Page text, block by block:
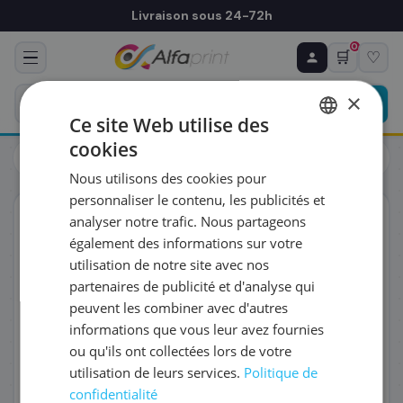
Livraison sous 24-72h
🛒
0
♡
Cartouches
Canon
ORIGINAL
♻ COMMANDE RÉCURRENTE
Prévoyez & économisez
Programmez votre prochain achat — notre équipe
vous prépare un devis personnalisé
RÉFÉRENCE DU PRODUIT
FRÉQUENCE
QUANTITÉ PAR LIVRAISON
DATE DE PREMIÈRE LIVRAISON SOUHAITÉE
×
Ce site Web utilise des
cookies
Nous utilisons des cookies pour
personnaliser le contenu, les publicités et
analyser notre trafic. Nous partageons
également des informations sur votre
utilisation de notre site avec nos
partenaires de publicité et d'analyse qui
peuvent les combiner avec d'autres
informations que vous leur avez fournies
ou qu'ils ont collectées lors de votre
utilisation de leurs services. Politique de
confidentialité